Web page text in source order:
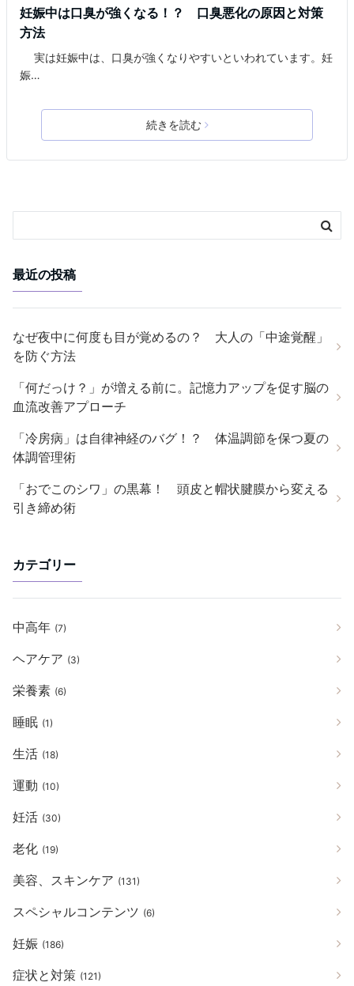
妊娠中は口臭が強くなる！？ 口臭悪化の原因と対策
方法
実は妊娠中は、口臭が強くなりやすいといわれています。妊
娠…
続きを読む
最近の投稿
なぜ夜中に何度も目が覚めるの？ 大人の「中途覚醒」
を防ぐ方法
「何だっけ？」が増える前に。記憶力アップを促す脳の
血流改善アプローチ
「冷房病」は自律神経のバグ！？ 体温調節を保つ夏の
体調管理術
「おでこのシワ」の黒幕！ 頭皮と帽状腱膜から変える
引き締め術
カテゴリー
中高年 (7)
ヘアケア (3)
栄養素 (6)
睡眠 (1)
生活 (18)
運動 (10)
妊活 (30)
老化 (19)
美容、スキンケア (131)
スペシャルコンテンツ (6)
妊娠 (186)
症状と対策 (121)